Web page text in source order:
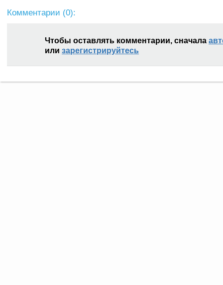
Комментарии (0):
Чтобы оставлять комментарии, сначала
или зарегистрируйтесь